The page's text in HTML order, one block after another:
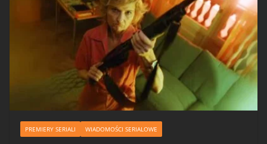
PREMIERY SERIALI WIADOMOŚCI SERIALOWE